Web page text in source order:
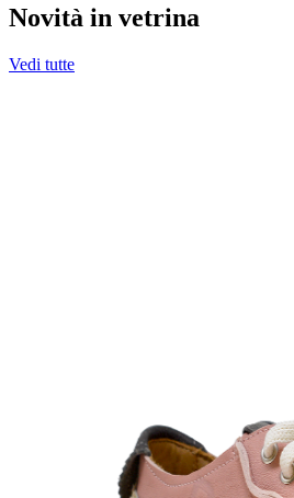
Novità in vetrina
Vedi tutte